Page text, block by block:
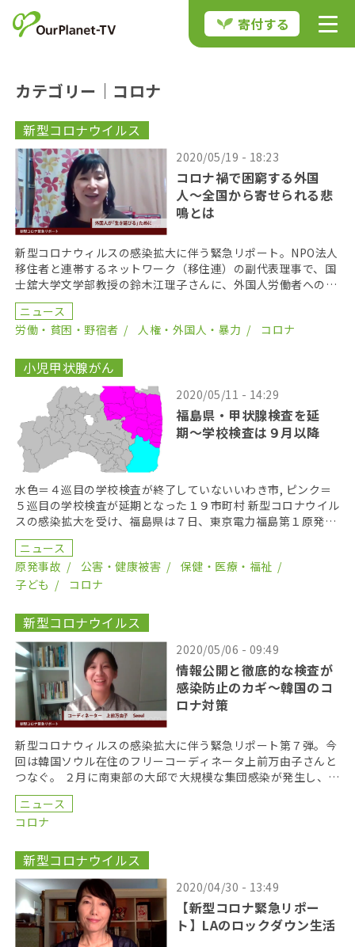
寄付する
カテゴリー｜コロナ
新型コロナウイルス
2020/05/19 - 18:23
コロナ禍で困窮する外国
人〜全国から寄せられる悲
鳴とは
新型コロナウィルスの感染拡大に伴う緊急リポート。NPO法人
移住者と連帯するネットワーク（移住連）の副代表理事で、国
士舘大学文学部教授の鈴木江理子さんに、外国人労働者への影
響をお聞きする。移住連では今月、定額給付金１０万円 […]
ニュース
労働・貧困・野宿者
人権・外国人・暴力 コロナ
小児甲状腺がん
2020/05/11 - 14:29
福島県・甲状腺検査を延
期〜学校検査は９月以降
水色＝４巡目の学校検査が終了していないいわき市, ピンク＝
５巡目の学校検査が延期となった１９市町村 新型コロナウイル
スの感染拡大を受け、福島県は７日、東京電力福島第１原発事
故当時１８歳以下だった子どもを対象に実施している […]
ニュース
原発事故
公害・健康被害
保健・医療・福祉
子ども
コロナ
新型コロナウイルス
2020/05/06 - 09:49
情報公開と徹底的な検査が
感染防止のカギ〜韓国のコ
ロナ対策
新型コロナウィルスの感染拡大に伴う緊急リポート第７弾。今
回は韓国ソウル在住のフリーコーディネータ上前万由子さんと
つなぐ。 ２月に南東部の大邱で大規模な集団感染が発生し、中
国に次いで感染者数が増えた韓国。しかし、４月下旬に […]
ニュース
コロナ
新型コロナウイルス
2020/04/30 - 13:49
【新型コロナ緊急リポー
ト】LAのロックダウン生活